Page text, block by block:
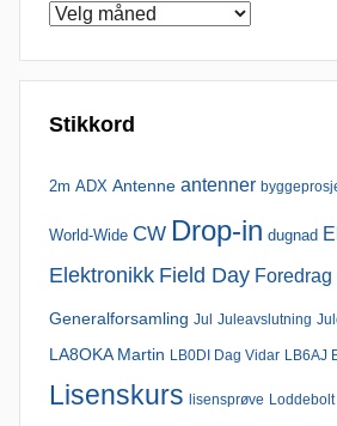
Bla
arkivet
Stikkord
2m ADX Antenne antenner
World-Wide CW Drop-in dugnad
Elektronikk Field Day Foredrag
Generalforsamling Jul Juleavslutning
LA8OKA Martin LB0DI Dag Vidar LB6AJ
Lisenskurs lisensprøve Loddebolt